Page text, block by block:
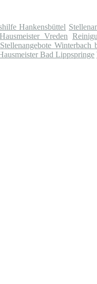
Hankensbüttel
Hausmeister Vreden
Stellenangebote
Bad Lippspringe